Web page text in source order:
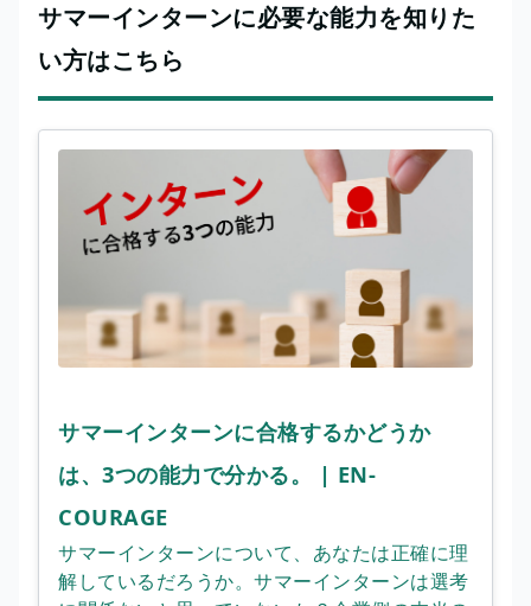
サマーインターンに必要な能力を知りた
い方はこちら
サマーインターンに合格するかどうか
は、3つの能力で分かる。 | EN-
COURAGE
サマーインターンについて、あなたは正確に理
解しているだろうか。サマーインターンは選考